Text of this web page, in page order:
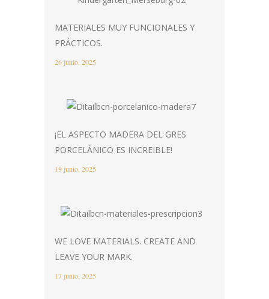
MATERIALES MUY FUNCIONALES Y
PRÁCTICOS.
26 junio, 2025
¡EL ASPECTO MADERA DEL GRES
PORCELÁNICO ES INCREIBLE!
19 junio, 2025
WE LOVE MATERIALS. CREATE AND
LEAVE YOUR MARK.
17 junio, 2025